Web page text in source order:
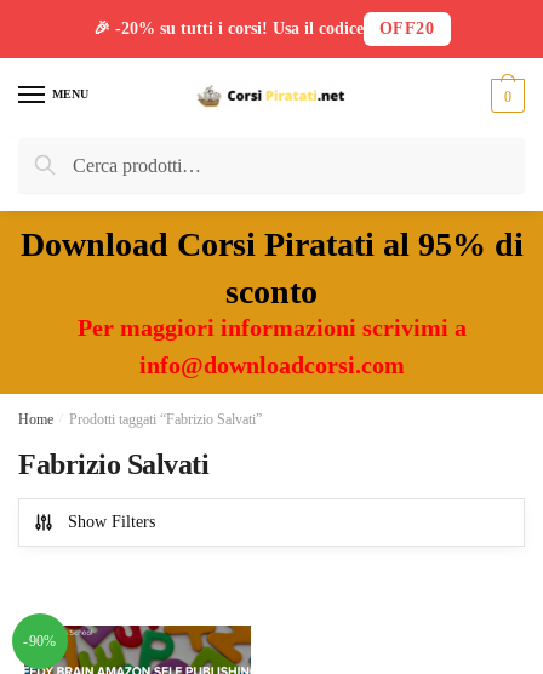
MENU
Cerca:
Cerca
0
Download Corsi Piratati al 95% di
sconto
Per maggiori informazioni scrivimi a
info@downloadcorsi.com
Home Prodotti taggati “Fabrizio Salvati”
Fabrizio Salvati
Show Filters
-90%
🎉 -20% su tutti i corsi! Usa il codice OFF20